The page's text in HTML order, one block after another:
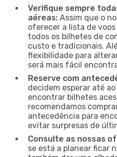
Verifique sempre
aéreas: Assim que o
oferecer a lista de
todos os bilhetes de
custo e tradicionais.
flexibilidade para
será mais fácil
Reserve com
decidem esperar até
encontrar bilhetes
recomendamos
antecedência para
evitar surpresas de
Consulte as nossas
se está a planear ficar